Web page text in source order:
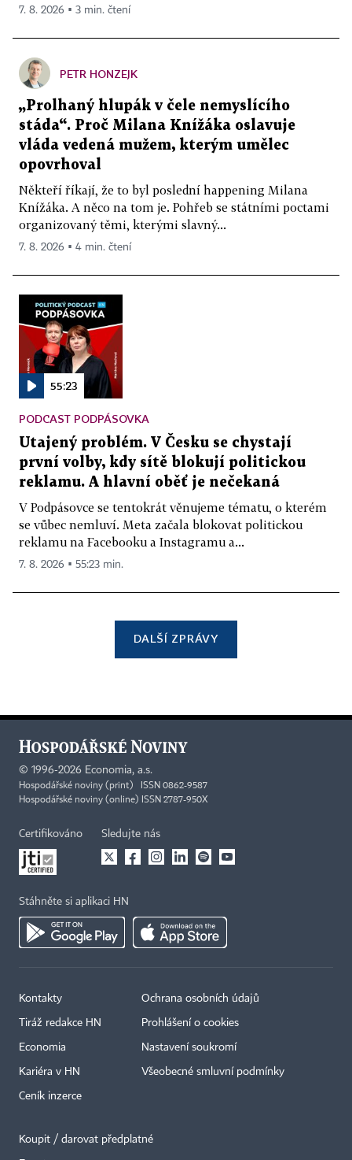
7. 8. 2026 ▪ 3 min. čtení
PETR HONZEJK
„Prolhaný hlupák v čele nemyslícího
stáda“. Proč Milana Knížáka oslavuje
vláda vedená mužem, kterým umělec
opovrhoval
Někteří říkají, že to byl poslední happening Milana
Knížáka. A něco na tom je. Pohřeb se státními poctami
organizovaný těmi, kterými slavný...
7. 8. 2026 ▪ 4 min. čtení
55:23
PODCAST PODPÁSOVKA
Utajený problém. V Česku se chystají
první volby, kdy sítě blokují politickou
reklamu. A hlavní oběť je nečekaná
V Podpásovce se tentokrát věnujeme tématu, o kterém
se vůbec nemluví. Meta začala blokovat politickou
reklamu na Facebooku a Instagramu a...
7. 8. 2026 ▪ 55:23 min.
DALŠÍ ZPRÁVY
© 1996-2026 Economia, a.s.
Hospodářské noviny (print) ISSN 0862-9587
Hospodářské noviny (online) ISSN 2787-950X
Certifikováno Sledujte nás
Stáhněte si aplikaci HN
Kontakty
Tiráž redakce HN
Economia
Kariéra v HN
Ceník inzerce
Ochrana osobních údajů
Prohlášení o cookies
Nastavení soukromí
Všeobecné smluvní podmínky
Koupit / darovat předplatné